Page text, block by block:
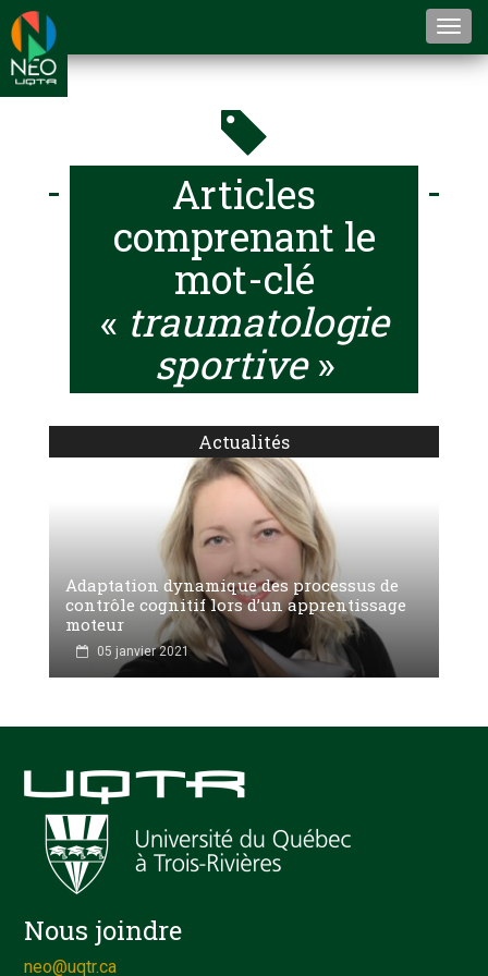
Articles
comprenant le
mot-clé
« traumatologie
sportive»
Actualités
Adaptation dynamique des processus de
contrôle cognitif lors d’un apprentissage
moteur
05 janvier 2021
Nous joindre
neo@uqtr.ca